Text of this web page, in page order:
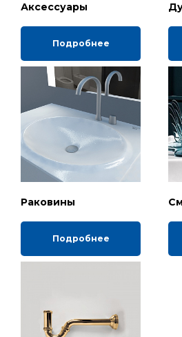
Аксессуары
Подробнее
Раковины
Подробнее